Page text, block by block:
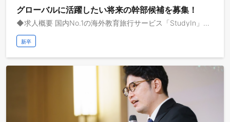
グローバルに活躍したい将来の幹部候補を募集！
◆求人概要 国内No.1の海外教育旅行サービス「StudyIn」、国内最大級の動画メディア「StudyInシリーズ/Dive Into Japan」で活躍する新卒を募集します。 動画メディアを共通基盤として海外事業を急成長させている株式会社ブルードは、取扱高を三桁億から四桁億へスケールするフェーズにいます。自己資本経営、取扱高約三桁億、営業利益一桁億、日本最大級の留学AXサービスを運営しており、これから世界で教育旅行サービスの垂直統合モデルを実現し、世界で最も人々のライフチェンジをサポートする企業になりたいと考えています。 ◆業務イメージ - 役員/事業責任者と連携した事業企画/事業開発の提案と実行 - AIオペレーション、AIを前提とした業務プロセスの再設計と推進 - 海外拠点立ち上げメンバーとして海外進出と事業開発を推進 - 学校法人営業・企業法人営業・個人への留学コンサルティング - カスタマーサクセスで顧客の渡航前・中・後を支援し課題解決へ導く - AIを活用したSNSマーケティングの企画/撮影/編集/分析 - 総フォロワー数1,000万を越える「StudyInシリーズ」の演者として国内外での撮影 - AIサーチに対応したLLMO/AIOなどのデジタルマーケティング - 役員/事業責任者と連携した採用・人員計画の策定と実行 事業開発、海外での就労、法人営業、SNSやデジタルマーケティング、AIオペレーション経験を得たい方、海外志向で成長意欲の高い方、ぜひご応募ください。 弊社の事業領域には様々なミッションがあります。面談のプロセスにて、志向に合わせて具体的な仕事内容や役割を提案させていただきます。
新卒